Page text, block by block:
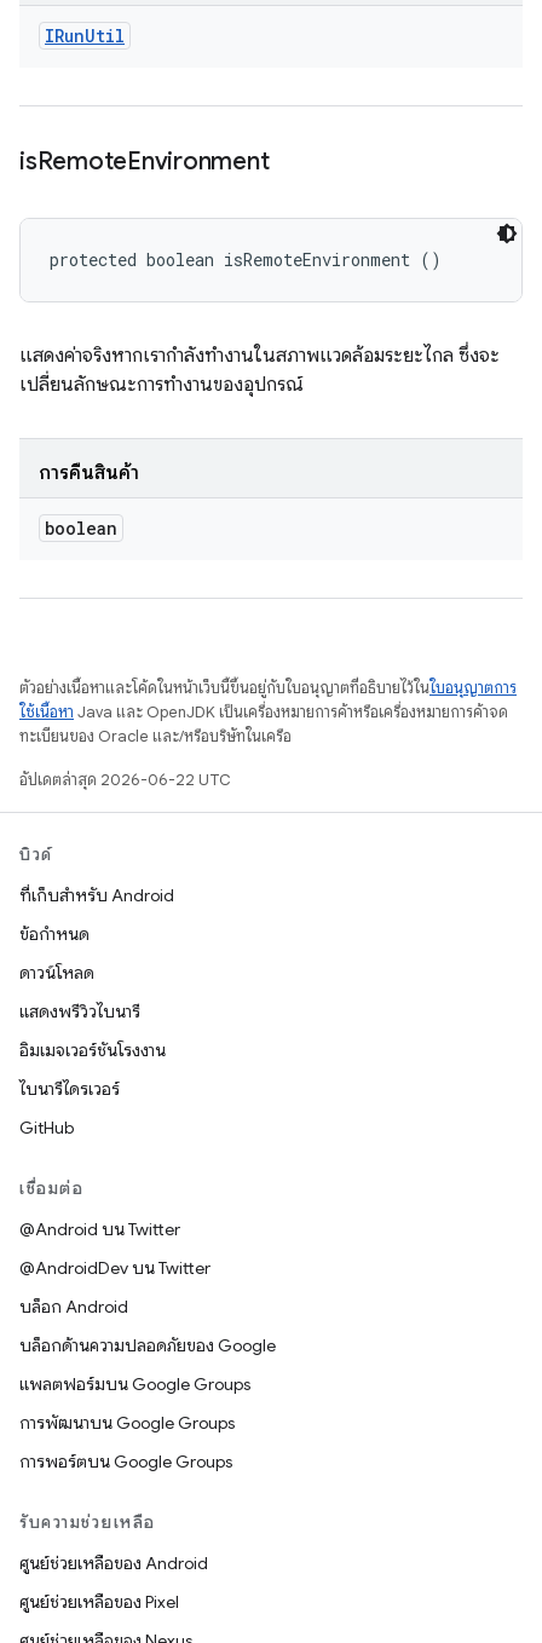
IRunUtil
isRemoteEnvironment
protected boolean isRemoteEnvironment ()
แสดงค่าจริงหากเรากำลังทำงานในสภาพแวดล้อมระยะไกล ซึ่งจะ
เปลี่ยนลักษณะการทำงานของอุปกรณ์
การคืนสินค้า
boolean
ตัวอย่างเนื้อหาและโค้ดในหน้าเว็บนี้ขึ้นอยู่กับใบอนุญาตที่อธิบายไว้ในใบอนุญาตการ
ใช้เนื้อหา Java และ OpenJDK เป็นเครื่องหมายการค้าหรือเครื่องหมายการค้าจด
ทะเบียนของ Oracle และ/หรือบริษัทในเครือ
อัปเดตล่าสุด 2026-06-22 UTC
บิวด์
ที่เก็บสำหรับ Android
ข้อกำหนด
ดาวน์โหลด
แสดงพรีวิวไบนารี
อิมเมจเวอร์ชันโรงงาน
ไบนารีไดรเวอร์
GitHub
เชื่อมต่อ
@Android บน Twitter
@AndroidDev บน Twitter
บล็อก Android
บล็อกด้านความปลอดภัยของ Google
แพลตฟอร์มบน Google Groups
การพัฒนาบน Google Groups
การพอร์ตบน Google Groups
รับความช่วยเหลือ
ศูนย์ช่วยเหลือของ Android
ศูนย์ช่วยเหลือของ Pixel